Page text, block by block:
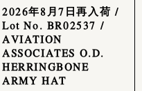
2026年8月7日再入荷 /
Lot No. BR02537 /
AVIATION
ASSOCIATES O.D.
HERRINGBONE
ARMY HAT